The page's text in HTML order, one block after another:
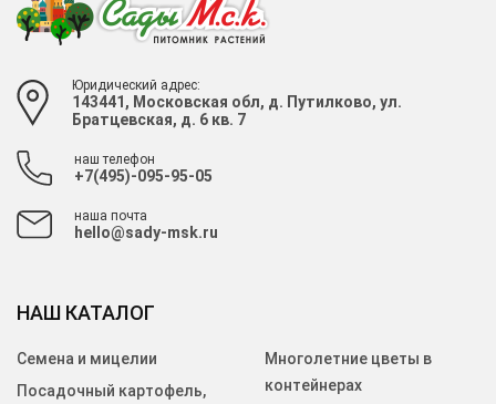
Юридический адрес:
143441, Московская обл, д. Путилково, ул.
Братцевская, д. 6 кв. 7
наш телефон
+7(495)-095-95-05
наша почта
hello@sady-msk.ru
НАШ КАТАЛОГ
Семена и мицелии
Посадочный картофель,
Многолетние цветы в
контейнерах